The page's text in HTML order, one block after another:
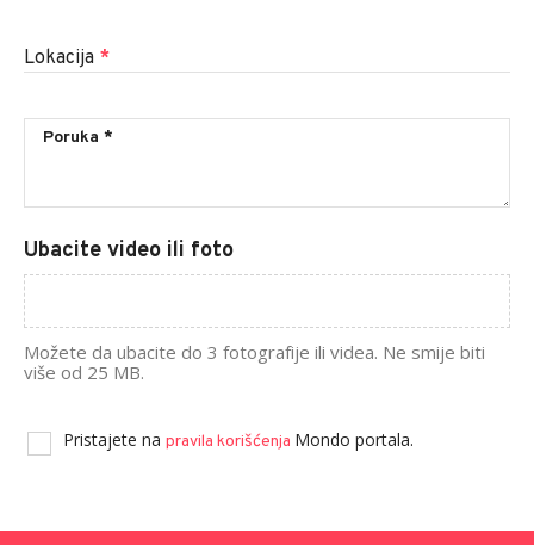
Lokacija *
Ubacite video ili foto
Možete da ubacite do 3 fotografije ili videa. Ne smije biti
više od 25 MB.
Pristajete na pravila korišćenja Mondo portala.